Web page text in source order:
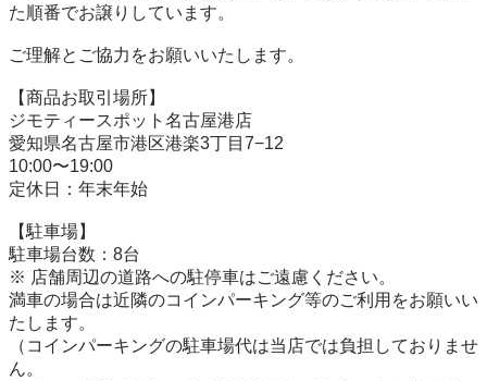
た順番でお譲りしています。
ご理解とご協力をお願いいたします。
【商品お取引場所】
ジモティースポット名古屋港店
愛知県名古屋市港区港楽3丁目7−12
10:00〜19:00
定休日：年末年始
【駐⾞場】
駐車場台数：8台
※ 店舗周辺の道路への駐停車はご遠慮ください。
満車の場合は近隣のコインパーキング等のご利用をお願いい
たします。
（コインパーキングの駐車場代は当店では負担しておりませ
ん。